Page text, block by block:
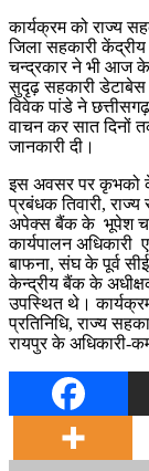
कार्यक्रम को राज्य
जिला सहकारी
चन्द्रकार ने भी आज के
सुदृढ़ सहकारी डेटाबेस
विवेक पांडे ने
वाचन कर सात दिनों
जानकारी दी।
इस अवसर पर कृभको
प्रबंधक तिवारी,
अपेक्स बैंक के भूपेश
कार्यपालन अधिकारी
बाफना, संघ के पूर्व
केन्द्रीय बैंक के
उपस्थित थे।
प्रतिनिधि, राज्य
रायपुर के अधिकारी-